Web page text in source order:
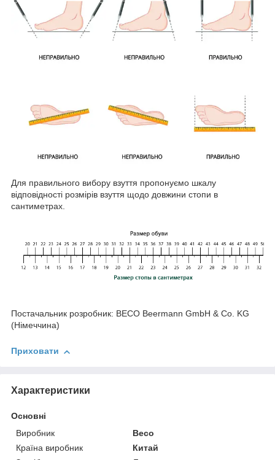
Для правильного вибору взуття пропонуємо шкалу
відповідності розмірів взуття щодо довжини стопи в
сантиметрах.
Постачальник розробник: BECO Beermann GmbH & Co. KG
(Німеччина)
Приховати
Характеристики
Основні
Виробник
Beco
Країна виробник
Китай